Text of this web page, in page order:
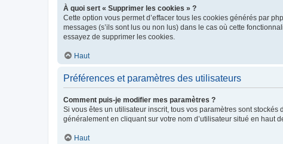
À quoi sert « Supprimer les cookies » ?
Cette option vous permet d’effacer tous les cookies générés par
messages (s’ils sont lus ou non lus) dans le cas où cette
essayez de supprimer les cookies.
Haut
Préférences et paramètres des utilisateurs
Comment puis-je modifier mes paramètres ?
Si vous êtes un utilisateur inscrit, tous vos paramètres sont
généralement en cliquant sur votre nom d’utilisateur situé en haut
Haut